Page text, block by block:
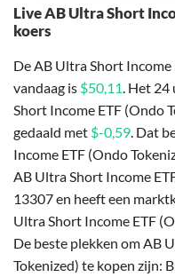
Live AB Ultra Short
koers
De AB Ultra Short Income
vandaag is $50,11. Het 24
Short Income ETF (Ondo
gedaald met $-0,59. Dat
Income ETF (Ondo
AB Ultra Short Income
13307 en heeft een
Ultra Short Income ETF
De beste plekken om AB
Tokenized) te kopen zijn: